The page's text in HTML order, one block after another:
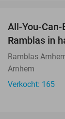
All-You-
Ramblas in
Ramblas
Arnhem
Verkocht: 165